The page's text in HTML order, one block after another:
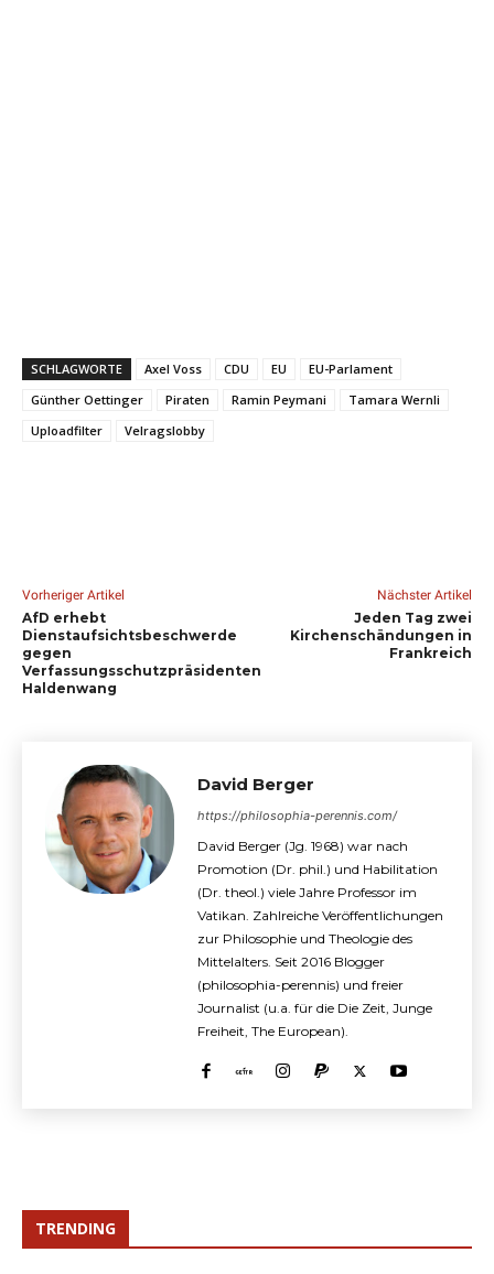
SCHLAGWORTE Axel Voss CDU EU
EU-Parlament
Günther Oettinger
Piraten Ramin Peymani
Tamara Wernli
Uploadfilter
Velragslobby
Vorheriger Artikel
AfD erhebt
Dienstaufsichtsbeschwerde
gegen
Verfassungsschutzpräsidenten
Haldenwang
Nächster Artikel
Jeden Tag zwei
Kirchenschändungen in
Frankreich
David Berger
https://philosophia-perennis.com/
David Berger (Jg. 1968) war nach
Promotion (Dr. phil.) und Habilitation
(Dr. theol.) viele Jahre Professor im
Vatikan. Zahlreiche Veröffentlichungen
zur Philosophie und Theologie des
Mittelalters. Seit 2016 Blogger
(philosophia-perennis) und freier
Journalist (u.a. für die Die Zeit, Junge
Freiheit, The European).
TRENDING